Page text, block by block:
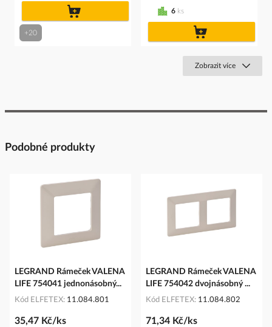
+20
6 ks
Zobrazit více
Podobné produkty
LEGRAND Rámeček VALENA
LIFE 754041 jednonásobný...
Kód ELFETEX 11.084.801
35,47 Kč/ks
LEGRAND Rámeček VALENA
LIFE 754042 dvojnásobný ...
Kód ELFETEX 11.084.802
71,34 Kč/ks